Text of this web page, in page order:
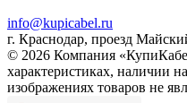
info@kupicabel.ru
г. Краснодар, проезд
© 2026 Компания
характеристиках, наличии
изображениях товаров не